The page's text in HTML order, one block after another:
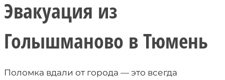
Эвакуация из
Голышманово в Тюмень
Поломка вдали от города — это всегда